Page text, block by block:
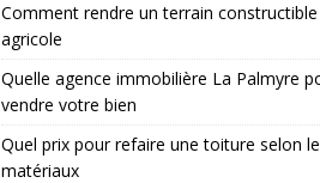
Comment rendre un terrain
agricole
Quelle agence immobilière La Palmyre
vendre votre bien
Quel prix pour refaire une toiture selon
matériaux